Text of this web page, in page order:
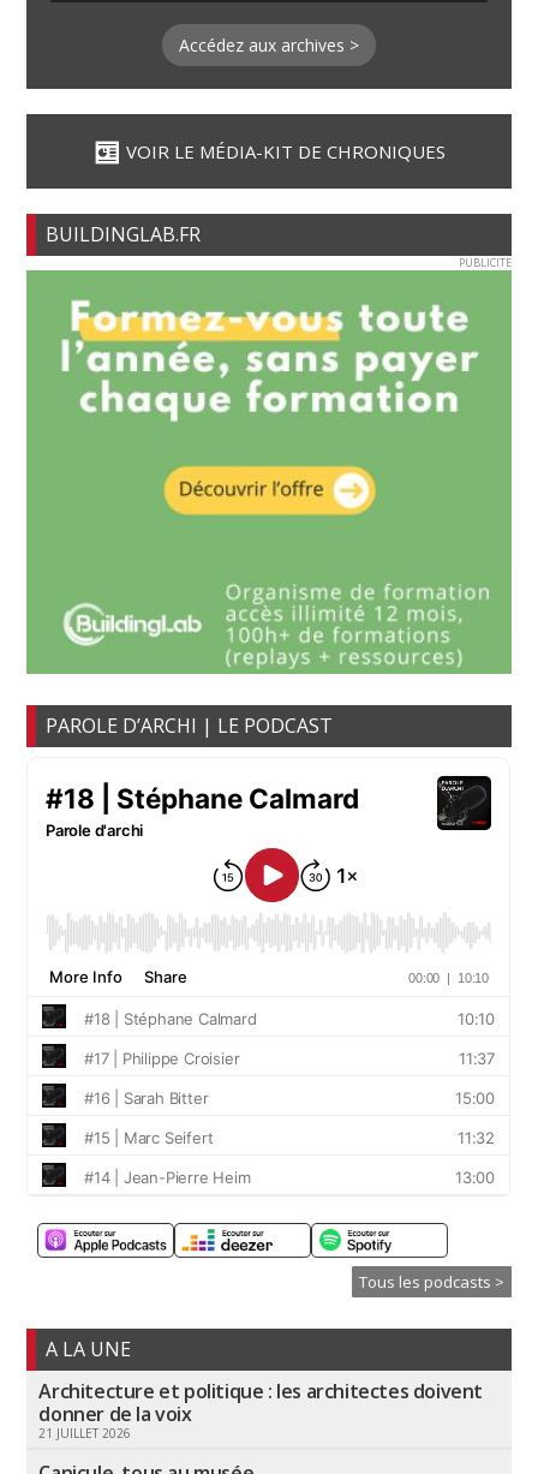
Accédez aux archives >
VOIR LE MÉDIA-KIT DE CHRONIQUES
BUILDINGLAB.FR
PUBLICITE
PAROLE D’ARCHI | LE PODCAST
Tous les podcasts >
A LA UNE
Architecture et politique : les architectes doivent
donner de la voix
21 JUILLET 2026